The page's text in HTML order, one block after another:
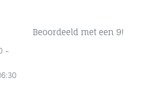
-
Beoordeeld met een 9!